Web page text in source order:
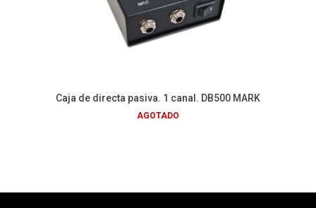
Caja de directa pasiva. 1 canal. DB500 MARK
AGOTADO